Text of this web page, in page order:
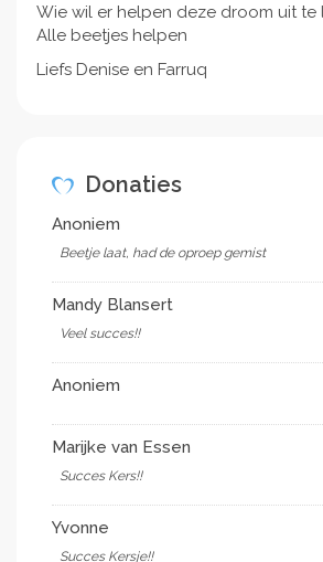
Wie wil er helpen deze droom uit te
Alle beetjes helpen
Liefs Denise en Farruq
Donaties
Anoniem
Beetje laat, had de oproep gemist
Mandy Blansert
Veel succes!!
Anoniem
Marijke van Essen
Succes Kers!!
Yvonne
Succes Kersje!!